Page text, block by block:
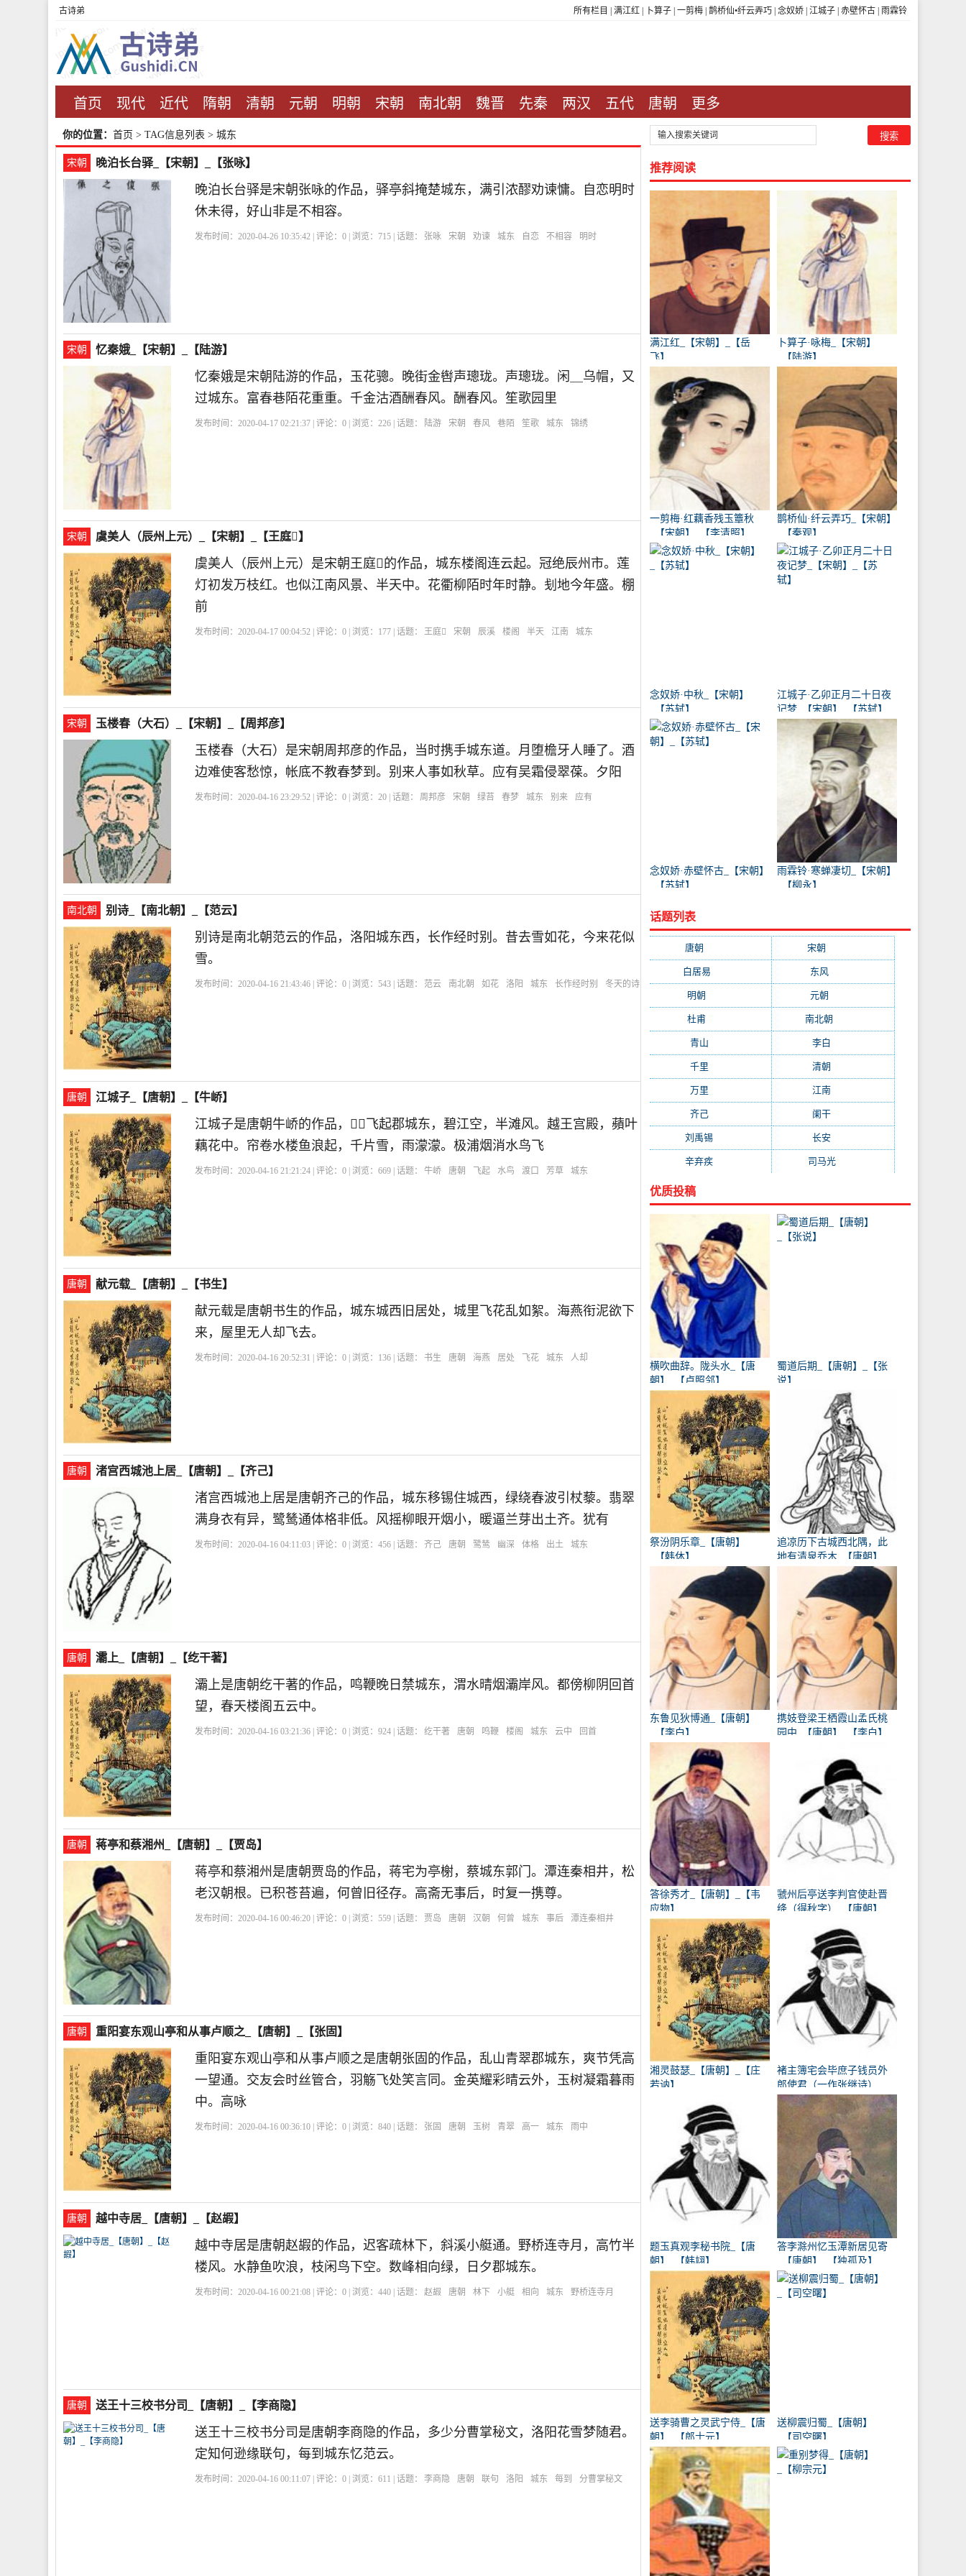
所有栏目 满江红 卜算子 一剪梅 鹊桥仙•纤云弄巧 念奴娇 江城子 赤壁怀古 雨霖铃
古诗弟
首页 现代 近代 隋朝 清朝 元朝 明朝 宋朝 南北朝 魏晋 先秦 两汉 五代 唐朝 更多
你的位置： 首页 > TAG信息列表 > 城东
宋朝 晚泊长台驿_【宋朝】_【张咏】
晚泊长台驿是宋朝张咏的作品，驿亭斜掩楚城东，满引浓醪劝谏慵。自恋明时
休未得，好山非是不相容。
发布时间：2020-04-26 10:35:42 | 评论：0 | 浏览： 715 | 话题： 张咏 宋朝 劝谏 城东 自恋 不相容 明时
宋朝 忆秦娥_【宋朝】_【陆游】
忆秦娥是宋朝陆游的作品，玉花骢。晚街金辔声璁珑。声璁珑。闲＿乌帽，又
过城东。富春巷陌花重重。千金沽酒酬春风。酬春风。笙歌园里
发布时间：2020-04-17 02:21:37 | 评论：0 | 浏览：226 | 话题： 陆游 宋朝 春风 巷陌 笙歌 城东 锦绣
宋朝 虞美人（辰州上元）_【宋朝】_【王庭】
虞美人（辰州上元）是宋朝王庭的作品，城东楼阁连云起。冠绝辰州市。莲
灯初发万枝红。也似江南风景、半天中。花衢柳陌时年时静。刬地今年盛。棚
前
发布时间：2020-04-17 00:04:52 | 评论：0 | 浏览： 177 | 话题： 王庭 宋朝 辰溪 楼阁 半天 江南 城东
宋朝 玉楼春（大石）_【宋朝】_【周邦彦】
玉楼春（大石）是宋朝周邦彦的作品，当时携手城东道。月堕檐牙人睡了。酒
边难使客愁惊，帐底不教春梦到。别来人事如秋草。应有吴霜侵翠葆。夕阳
发布时间：2020-04-16 23:29:52 | 评论：0 | 浏览：20 | 话题： 周邦彦 宋朝 绿苔 春梦 城东 别来 应有
南北朝 别诗_【南北朝】_【范云】
别诗是南北朝范云的作品，洛阳城东西，长作经时别。昔去雪如花，今来花似
雪。
发布时间：2020-04-16 21:43:46 | 评论：0 | 浏览：543 | 话题： 范云 南北朝 如花 洛阳 城东 长作经时别
冬天的诗
唐朝 江城子_【唐朝】_【牛峤】
江城子是唐朝牛峤的作品，飞起郡城东，碧江空，半滩风。越王宫殿，蘋叶
藕花中。帘卷水楼鱼浪起，千片雪，雨濛濛。极浦烟消水鸟飞
发布时间：2020-04-16 21:21:24 | 评论：0 | 浏览：669 | 话题： 牛峤 唐朝 飞起 水鸟 渡口 芳草 城东
唐朝 献元载_【唐朝】_【书生】
献元载是唐朝书生的作品，城东城西旧居处，城里飞花乱如絮。海燕衔泥欲下
来，屋里无人却飞去。
发布时间：2020-04-16 20:52:31 | 评论：0 | 浏览： 136 | 话题： 书生 唐朝 海燕 居处 飞花 城东 人却
唐朝 渚宫西城池上居_【唐朝】_【齐己】
渚宫西城池上居是唐朝齐己的作品，城东移锡住城西，绿绕春波引杖藜。翡翠
满身衣有异，鹭鸶通体格非低。风摇柳眼开烟小，暖逼兰芽出土齐。犹有
发布时间：2020-04-16 04:11:03 | 评论：0 | 浏览：456 | 话题： 齐己 唐朝 鹭鸶 幽深 体格 出土 城东
唐朝 灞上_【唐朝】_【纥干著】
灞上是唐朝纥干著的作品，鸣鞭晚日禁城东，渭水晴烟灞岸风。都傍柳阴回首
望，春天楼阁五云中。
发布时间：2020-04-16 03:21:36 | 评论：0 | 浏览：924 | 话题： 纥干著 唐朝 鸣鞭 楼阁 城东 云中 回首
唐朝 蒋亭和蔡湘州_【唐朝】_【贾岛】
蒋亭和蔡湘州是唐朝贾岛的作品，蒋宅为亭榭，蔡城东郭门。潭连秦相井，松
老汉朝根。已积苍苔遍，何曾旧径存。高斋无事后，时复一携尊。
发布时间：2020-04-16 00:46:20 | 评论：0 | 浏览：559 | 话题： 贾岛 唐朝 汉朝 何曾 城东 事后 潭连秦相井
唐朝 重阳宴东观山亭和从事卢顺之_【唐朝】_【张固】
重阳宴东观山亭和从事卢顺之是唐朝张固的作品，乱山青翠郡城东，爽节凭高
一望通。交友会时丝管合，羽觞飞处笑言同。金英耀彩晴云外，玉树凝霜暮雨
中。高咏
发布时间：2020-04-16 00:36:10 | 评论：0 | 浏览：840 | 话题： 张固 唐朝 玉树 青翠 高一 城东 雨中
唐朝 越中寺居_【唐朝】_【赵嘏】
越中寺居是唐朝赵嘏的作品，迟客疏林下，斜溪小艇通。野桥连寺月，高竹半
楼风。水静鱼吹浪，枝闲鸟下空。数峰相向绿，日夕郡城东。
发布时间：2020-04-16 00:21:08 | 评论：0 | 浏览：440 | 话题： 赵嘏 唐朝 林下 小艇 相向 城东 野桥连寺月
唐朝 送王十三校书分司_【唐朝】_【李商隐】
送王十三校书分司是唐朝李商隐的作品，多少分曹掌秘文，洛阳花雪梦随君。
定知何逊缘联句，每到城东忆范云。
发布时间：2020-04-16 00:11:07 | 评论：0 | 浏览：611 | 话题： 李商隐 唐朝 联句 洛阳 城东 每到 分曹掌秘文
推荐阅读
满江红_【宋朝】_【岳
飞】
卜算子·咏梅_【宋朝】
_【陆游】
一剪梅·红藕香残玉簟秋
_【宋朝】_【李清照】
鹊桥仙·纤云弄巧_【宋朝】
_【秦观】
念奴娇·中秋_【宋朝】
_【苏轼】
江城子·乙卯正月二十日夜
记梦_【宋朝】_【苏轼】
念奴娇·赤壁怀古_【宋朝】
_【苏轼】
雨霖铃·寒蝉凄切_【宋朝】
_【柳永】
话题列表
唐朝 宋朝
白居易 东风(1544)
明朝 元朝
杜甫 南北朝
青山 李白
千里 清朝
万里 江南
齐己(781) 阑干
刘禹锡 长安
辛弃疾 司马光(601)
优质投稿
横吹曲辞。陇头水_【唐
朝】_【卢照邻】
蜀道后期_【唐朝】_【张
说】
祭汾阴乐章_【唐朝】
_【韩休】
追凉历下古城西北隅，此
地有清泉乔木_【唐朝】
东鲁见狄博通_【唐朝】
_【李白】
携妓登梁王栖霞山孟氏桃
园中_【唐朝】_【李白】
答徐秀才_【唐朝】_【韦
应物】
虢州后亭送李判官使赴晋
绛（得秋字）_【唐朝】
湘灵鼓瑟_【唐朝】_【庄
若讷】
褚主簿宅会毕庶子钱员外
郎使君（一作张继诗）
_【唐朝】_【韩翃】
题玉真观李秘书院_【唐
朝】_【韩翃】
答李滁州忆玉潭新居见寄
_【唐朝】_【独孤及】
送李骑曹之灵武宁侍_【唐
朝】_【郎士元】
送柳震归蜀_【唐朝】
_【司空曙】